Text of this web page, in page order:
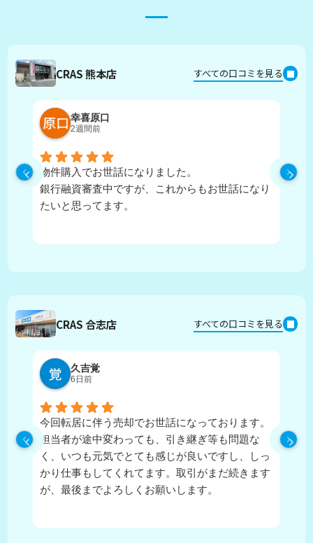
CRAS 熊本店 すべての口コミを見る
幸喜原口
2週間前
物件購入でお世話になりました。
銀行融資審査中ですが、これからもお世話になり
たいと思ってます。
CRAS 合志店 すべての口コミを見る
久吉覚
6日前
今回転居に伴う売却でお世話になっております。
担当者が途中変わっても、引き継ぎ等も問題な
く、いつも元気でとても感じが良いですし、しっ
かり仕事もしてくれてます。取引がまだ続きます
が、最後までよろしくお願いします。